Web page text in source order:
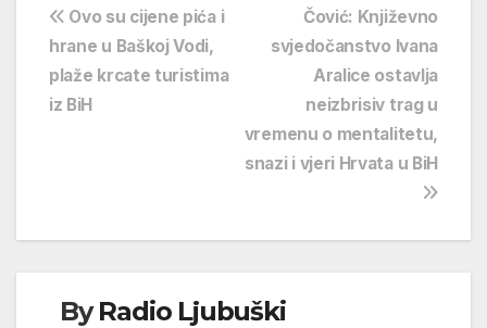
Navigacija
objava
Čović: Književno
svjedočanstvo Ivana
Aralice ostavlja
neizbrisiv trag u
vremenu o mentalitetu,
snazi i vjeri Hrvata u BiH
Ovo su cijene pića i
hrane u Baškoj Vodi,
plaže krcate turistima
iz BiH
ByRadio Ljubuški